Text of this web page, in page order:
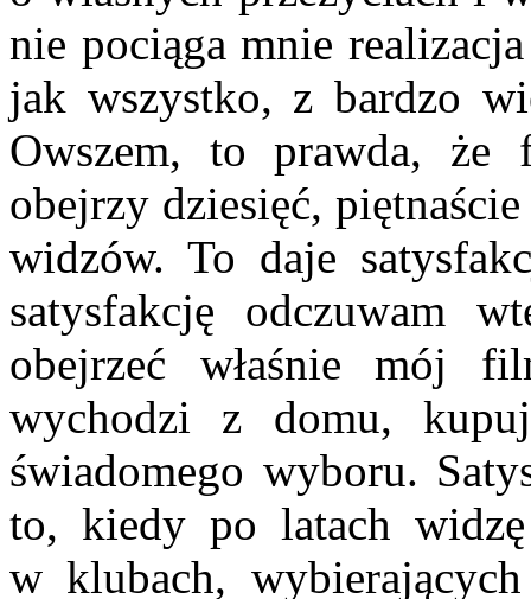
nie pociąga mnie
jak wszystko, z bardzo
Owszem, to prawda, że
obejrzy dziesięć,
wi­dzów. To daje
satysfakcję odczuwam
obejrzeć właśnie mój
wychodzi z domu,
świadomego wyboru.
to, kiedy po latach
w klubach,